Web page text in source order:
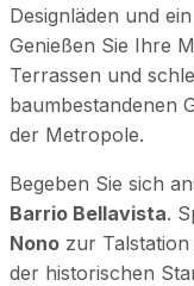
Designläden und
Genießen Sie Ihre
Terrassen und
baumbestandenen
der Metropole.
Begeben Sie sich
Barrio Bellavista.
Nono zur Talstation
der historischen